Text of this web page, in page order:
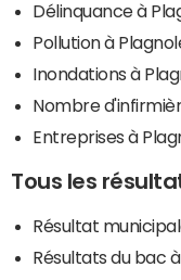
Délinquance à
Pollution à
Inondations à
Nombre
Entreprises à
Tous les
Résultat
Résultats du bac